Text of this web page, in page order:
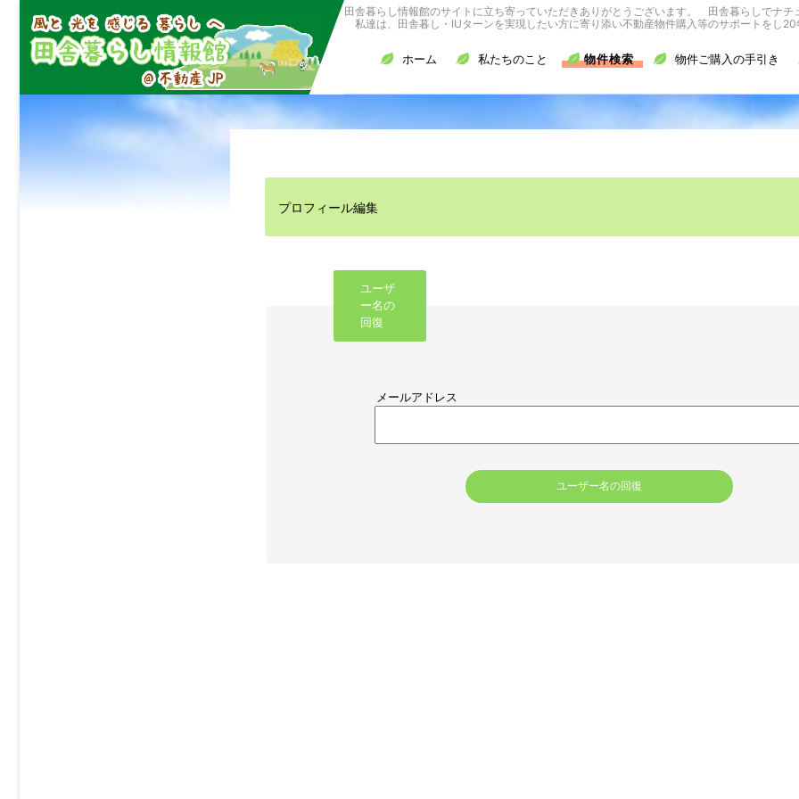
田舎暮らし情報館のサイトに立ち寄っていただきありがとうございます。 田舎暮らしでナ
私達は、田舎暮し・IUターンを実現したい方に寄り添い不動産物件購入等のサポートをし
ホーム 私たちのこと 物件検索 物件ご購入の手引き
プロフィール編集
ユーザ
ー名の
回復
メールアドレス